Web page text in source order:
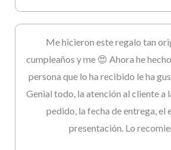
Me hicieron este regalo tan
cumpleaños y me 😍 Ahora he
persona que lo ha recibido le ha
Genial todo, la atención al cliente a
pedido, la fecha de entrega, el
presentación. Lo